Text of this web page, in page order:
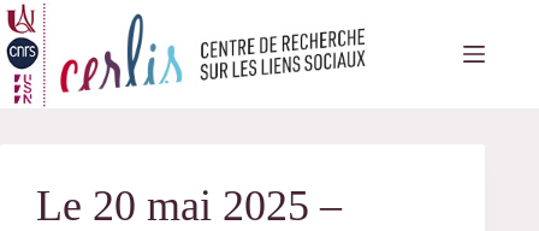
Passer
au
contenu
Le 20 mai 2025 –